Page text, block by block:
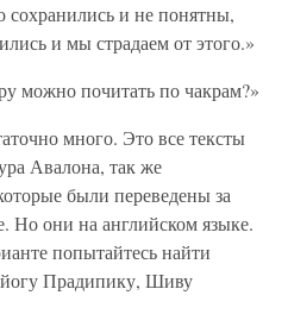
сохранились и не понятны,
и мы страдаем от этого.»
можно почитать по чакрам?»
много. Это все тексты
Авалона, так же
были переведены за
Но они на английском языке.
попытайтесь найти
Прадипику, Шиву